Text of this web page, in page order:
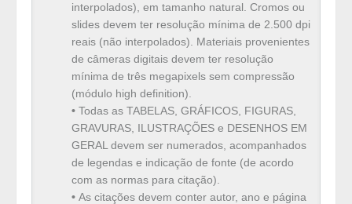
interpolados), em tamanho natural. Cromos ou
slides devem ter resolução mínima de 2.500 dpi
reais (não interpolados). Materiais provenientes
de câmeras digitais devem ter resolução
mínima de três megapixels sem compressão
(módulo high definition).
• Todas as TABELAS, GRÁFICOS, FIGURAS,
GRAVURAS, ILUSTRAÇÕES e DESENHOS EM
GERAL devem ser numerados, acompanhados
de legendas e indicação de fonte (de acordo
com as normas para citação).
• As citações devem conter autor, ano e página